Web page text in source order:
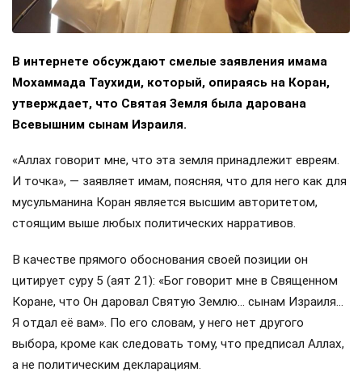
В интернете обсуждают смелые заявления имама
Мохаммада Таухиди, который, опираясь на Коран,
утверждает, что Святая Земля была дарована
Всевышним сынам Израиля.
«Аллах говорит мне, что эта земля принадлежит евреям.
И точка», — заявляет имам, поясняя, что для него как для
мусульманина Коран является высшим авторитетом,
стоящим выше любых политических нарративов.
В качестве прямого обоснования своей позиции он
цитирует суру 5 (аят 21): «Бог говорит мне в Священном
Коране, что Он даровал Святую Землю… сынам Израиля…
Я отдал её вам». По его словам, у него нет другого
выбора, кроме как следовать тому, что предписал Аллах,
а не политическим декларациям.